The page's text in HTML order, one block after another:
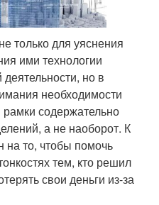
только для уяснения
ими технологии
но в
необходимости
рамки содержательно
а не наоборот. К
на то, чтобы помочь
тем, кто решил
свои деньги из-за